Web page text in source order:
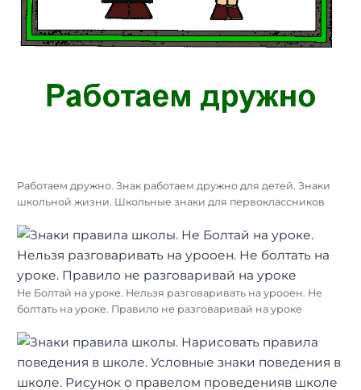
Работаем дружно. Знак работаем дружно для детей. Знаки
школьной жизни. Школьные знаки для первоклассников
Не Болтай на уроке. Нельзя разговаривать на урооен. Не
болтать на уроке. Правило не разговаривай на уроке